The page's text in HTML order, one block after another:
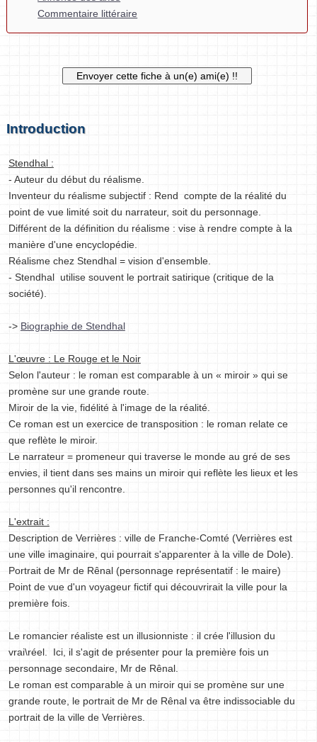
Commentaire littéraire
Introduction
Stendhal :
- Auteur du début du réalisme.
Inventeur du réalisme subjectif : Rend compte de la réalité du
point de vue limité soit du narrateur, soit du personnage.
Différent de la définition du réalisme : vise à rendre compte à la
manière d'une encyclopédie.
Réalisme chez Stendhal = vision d'ensemble.
- Stendhal utilise souvent le portrait satirique (critique de la
société).
-> Biographie de Stendhal
L'œuvre : Le Rouge et le Noir
Selon l'auteur : le roman est comparable à un « miroir » qui se
promène sur une grande route.
Miroir de la vie, fidélité à l'image de la réalité.
Ce roman est un exercice de transposition : le roman relate ce
que reflète le miroir.
Le narrateur = promeneur qui traverse le monde au gré de ses
envies, il tient dans ses mains un miroir qui reflète les lieux et les
personnes qu'il rencontre.
L'extrait :
Description de Verrières : ville de Franche-Comté (Verrières est
une ville imaginaire, qui pourrait s'apparenter à la ville de Dole).
Portrait de Mr de Rênal (personnage représentatif : le maire)
Point de vue d'un voyageur fictif qui découvrirait la ville pour la
première fois.
Le romancier réaliste est un illusionniste : il crée l'illusion du
vrai\réel. Ici, il s'agit de présenter pour la première fois un
personnage secondaire, Mr de Rênal.
Le roman est comparable à un miroir qui se promène sur une
grande route, le portrait de Mr de Rênal va être indissociable du
portrait de la ville de Verrières.